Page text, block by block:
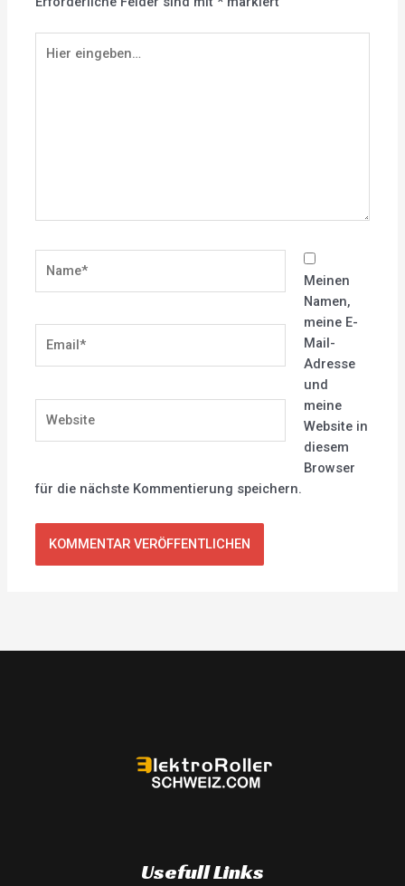
eingeben…
Meinen
Namen,
meine E-
Mail-
Adresse
und
meine
Website in
diesem
Browser
für die nächste Kommentierung speichern.
Usefull Links